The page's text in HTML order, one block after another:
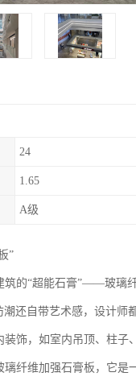
24
1.65
A级
”‌
筑的“超能石膏”——玻璃
还自带艺术感，设计师
装饰，如室内吊顶、柱子
璃纤维加强石膏板，它